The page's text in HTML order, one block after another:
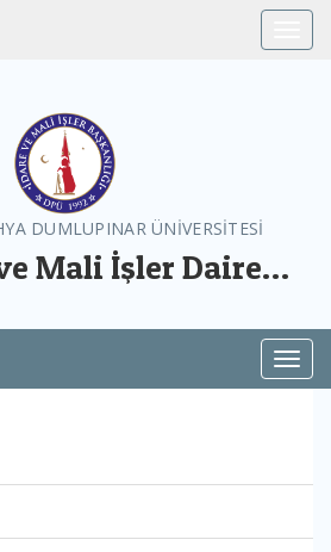
DUMLUPINAR ÜNİVERSİTESİ
Mali İşler Daire